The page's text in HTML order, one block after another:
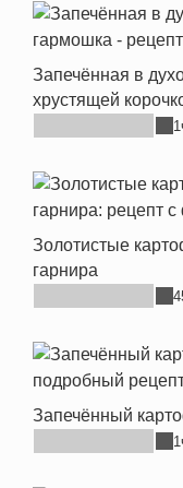
Запечённая в
хрустящей
Золотистые
гарнира
Запечённый